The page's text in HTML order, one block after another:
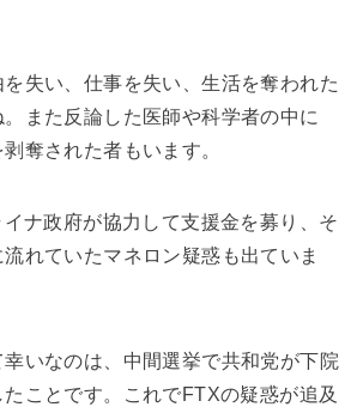
失い、仕事を失い、生活を奪われた
。また反論した医師や科学者の中に
奪された者もいます。
ナ政府が協力して支援金を募り、そ
れていたマネロン疑惑も出ていま
いなのは、中間選挙で共和党が下院
ことです。これでFTXの疑惑が追及